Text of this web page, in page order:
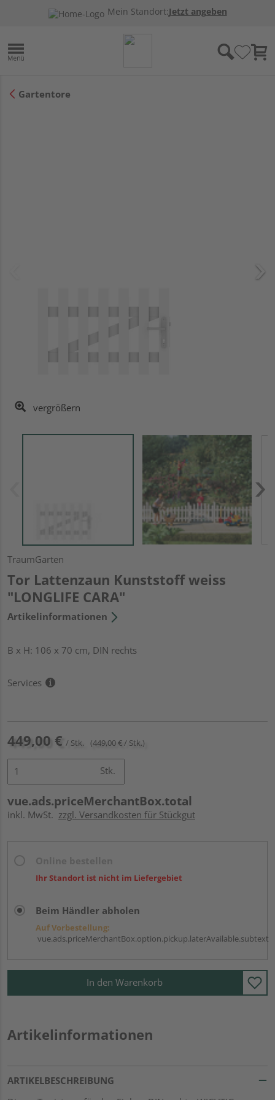
Mein Standort:Jetzt angeben
Gartentore
vergrößern
TraumGarten
Tor Lattenzaun Kunststoff weiss
"LONGLIFE CARA"
Artikelinformationen
B x H: 106 x 70 cm, DIN rechts
Services
449,00 € / Stk. (449,00 € / Stk.)
Stk.
vue.ads.priceMerchantBox.total
inkl. MwSt. zzgl. Versandkosten für Stückgut
Ihr Standort ist nicht im Liefergebiet
Beim Händler abholen
Auf Vorbestellung:
vue.ads.priceMerchantBox.option.pickup.laterAvailable.subtext
In den Warenkorb
Artikelinformationen
ARTIKELBESCHREIBUNG